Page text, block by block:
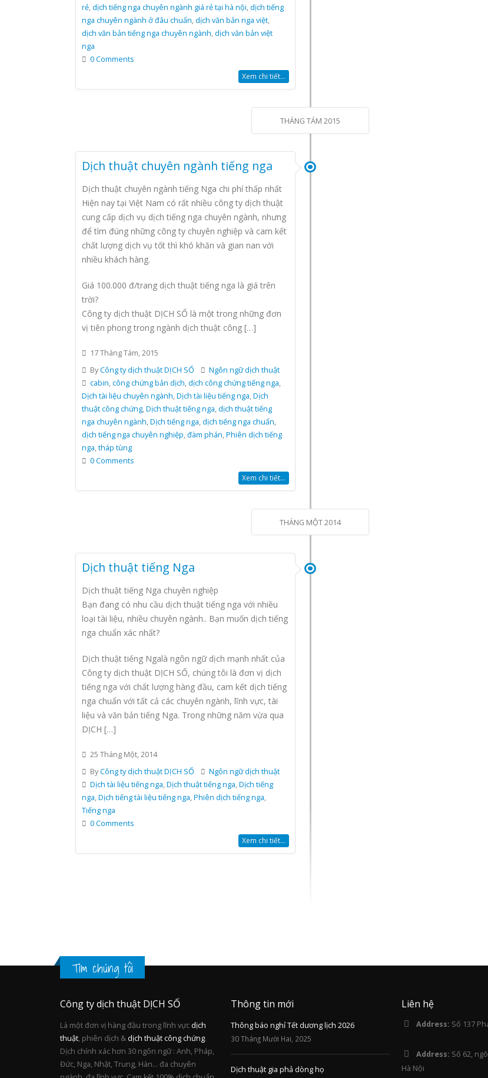
rẻ,dịch tiếng nga chuyên ngành giá rẻ tại hà nội,dịch tiếng
nga chuyên ngành ở đâu chuẩn,dịch văn bản nga việt,
dịch văn bản tiếng nga chuyên ngành,dịch văn bản việt
nga
0 Comments
Xem chi tiết...
THÁNG TÁM 2015
Dịch thuật chuyên ngành tiếng nga
Dịch thuật chuyên ngành tiếng Nga chi phí thấp nhất
Hiện nay tại Việt Nam có rất nhiều công ty dịch thuật
cung cấp dịch vụ dịch tiếng nga chuyên ngành, nhưng
để tìm đúng những công ty chuyên nghiệp và cam kết
chất lượng dịch vụ tốt thì khó khăn và gian nan với
nhiều khách hàng.
Giá 100.000 đ/trang dịch thuật tiếng nga là giá trên
trời?
Công ty dịch thuật DỊCH SỐ là một trong những đơn
vị tiên phong trong ngành dịch thuật công […]
17 Tháng Tám, 2015
ByCông ty dịch thuật DỊCH SỐ
Ngôn ngữ dịch thuật
cabin,công chứng bản dịch,dịch công chứng tiếng nga,
Dịch tài liệu chuyên ngành,Dịch tài liệu tiếng nga,Dịch
thuật công chứng,Dịch thuật tiếng nga,dịch thuật tiếng
nga chuyên ngành,Dịch tiếng nga,dịch tiếng nga chuẩn,
dịch tiếng nga chuyên nghiệp,đàm phán,Phiên dịch tiếng
nga,tháp tùng
0 Comments
Xem chi tiết...
THÁNG MỘT 2014
Dịch thuật tiếng Nga
Dịch thuật tiếng Nga chuyên nghiệp
Bạn đang có nhu cầu dịch thuật tiếng nga với nhiều
loại tài liệu, nhiều chuyên ngành.. Bạn muốn dịch tiếng
nga chuẩn xác nhất?
Dịch thuật tiếng Ngalà ngôn ngữ dịch mạnh nhất của
Công ty dịch thuật DỊCH SỐ, chúng tôi là đơn vị dịch
tiếng nga với chất lượng hàng đầu, cam kết dịch tiếng
nga chuẩn với tất cả các chuyên ngành, lĩnh vực, tài
liệu và văn bản tiếng Nga. Trong những năm vừa qua
DỊCH […]
25 Tháng Một, 2014
ByCông ty dịch thuật DỊCH SỐ
Ngôn ngữ dịch thuật
Dịch tài liệu tiếng nga,Dịch thuật tiếng nga,Dịch tiếng
nga,Dịch tiếng tài liệu tiếng nga,Phiên dịch tiếng nga,
Tiếng nga
0 Comments
Xem chi tiết...
Tìm chúng tôi
Công ty dịch thuật DỊCH SỐ
Là một đơn vị hàng đầu trong lĩnh vực dịch
thuật, phiên dịch & dịch thuật công chứng.
Dịch chính xác hơn 30 ngôn ngữ : Anh, Pháp,
Đức, Nga, Nhật, Trung, Hàn... đa chuyên
Thông tin mới
Thông báo nghỉ Tết dương lịch 2026
30 Tháng Mười Hai, 2025
Dịch thuật gia phả dòng họ
Liên hệ
Address: Số 137
Address: Số 62,
Hà Nội